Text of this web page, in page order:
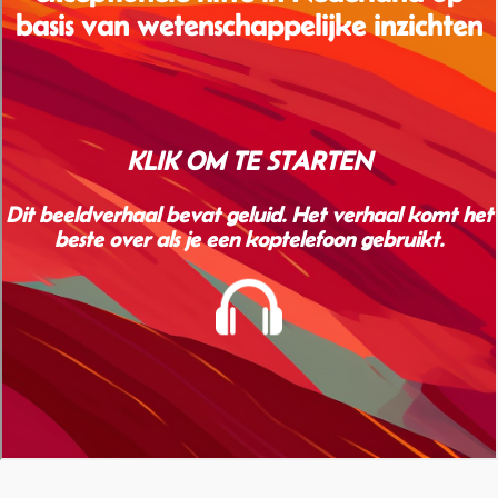
Contact
Over ons
LIFE-IP Klimaatadaptatie
Weerbaar Dommelland